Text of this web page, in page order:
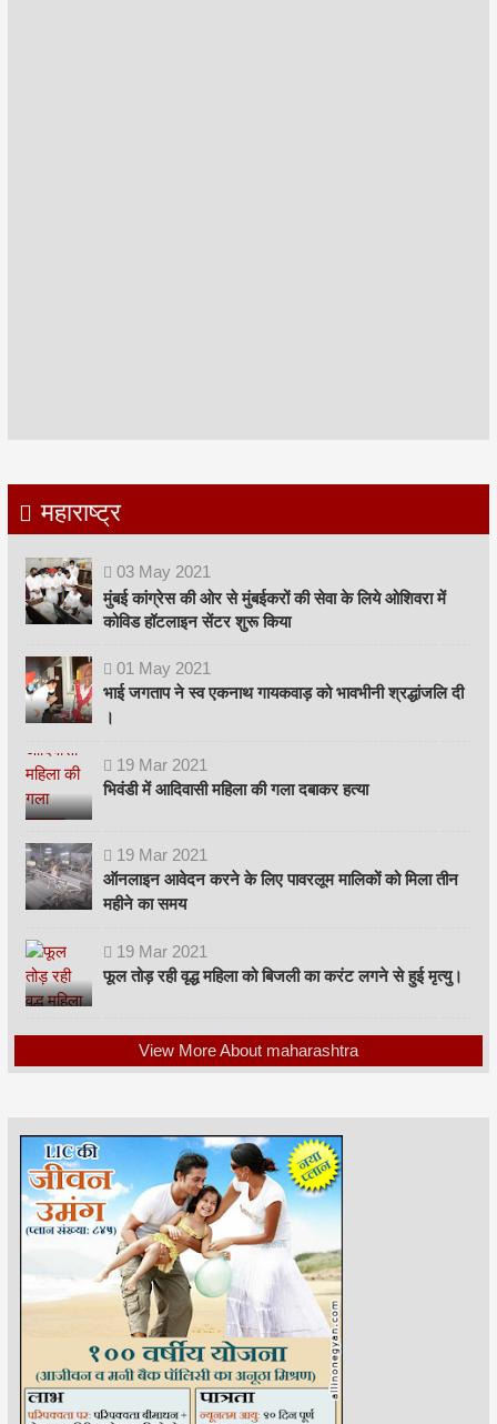
महाराष्ट्र
03 May 2021
मुंबई कांग्रेस की ओर से मुंबईकरों की सेवा के लिये ओशिवरा में
कोविड हॉटलाइन सेंटर शुरू किया
01 May 2021
भाई जगताप ने स्व एकनाथ गायकवाड़ को भावभीनी श्रद्धांजलि दी
।
19 Mar 2021
भिवंडी में आदिवासी महिला की गला दबाकर हत्या
19 Mar 2021
ऑनलाइन आवेदन करने के लिए पावरलूम मालिकों को मिला तीन
महीने का समय
19 Mar 2021
फूल तोड़ रही वृद्ध महिला को बिजली का करंट लगने से हुई मृत्यु।
View More About maharashtra